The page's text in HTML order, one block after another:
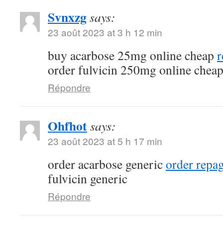
Svnxzgsays:
23 août 2023 at 3 h 12 min
buy acarbose 25mg online cheap
order fulvicin 250mg online cheap
Répondre
Ohfhotsays:
23 août 2023 at 5 h 17 min
order acarbose genericorder
fulvicin generic
Répondre